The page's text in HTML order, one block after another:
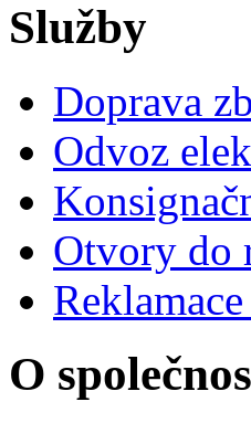
Služby
Doprava
Odvoz
Otvory do
O